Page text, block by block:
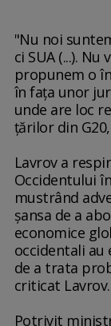
"Nu noi
ci SUA (...).
propunem o
în faţa unor
unde are loc
ţărilor din
Lavrov a
Occidentului
mustrând
şansa de a
economice
occidentali au
de a trata
criticat Lavrov.
Potrivit